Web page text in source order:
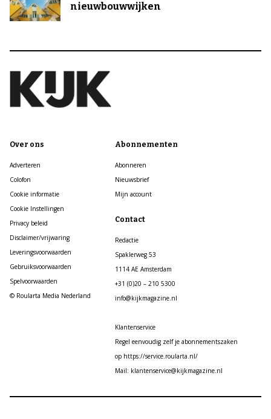
nieuwbouwwijken
Over ons
Adverteren
Colofon
Cookie informatie
Cookie Instellingen
Privacy beleid
Disclaimer/vrijwaring
Leveringsvoorwaarden
Gebruiksvoorwaarden
Spelvoorwaarden
© Roularta Media Nederland
Abonnementen
Abonneren
Nieuwsbrief
Mijn account
Contact
Redactie
Spaklerweg 53
1114 AE Amsterdam
+31 (0)20 – 210 5300
info@kijkmagazine.nl
Klantenservice
Regel eenvoudig zelf je abonnementszaken
op https://service.roularta.nl/
Mail: klantenservice@kijkmagazine.nl